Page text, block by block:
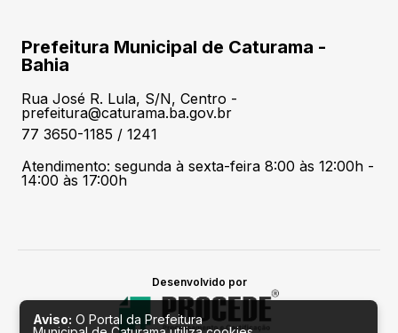
Prefeitura Municipal de Caturama -
Bahia
Rua José R. Lula, S/N, Centro -
prefeitura@caturama.ba.gov.br
77 3650-1185 / 1241
Atendimento: segunda à sexta-feira 8:00 às 12:00h -
14:00 às 17:00h
Desenvolvido por
Aviso: O Portal da Prefeitura